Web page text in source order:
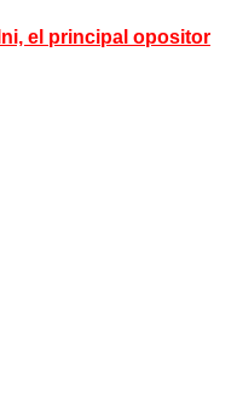
el principal opositor